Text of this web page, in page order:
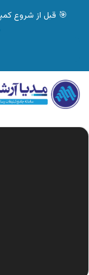
نمایشگر
ویدیو